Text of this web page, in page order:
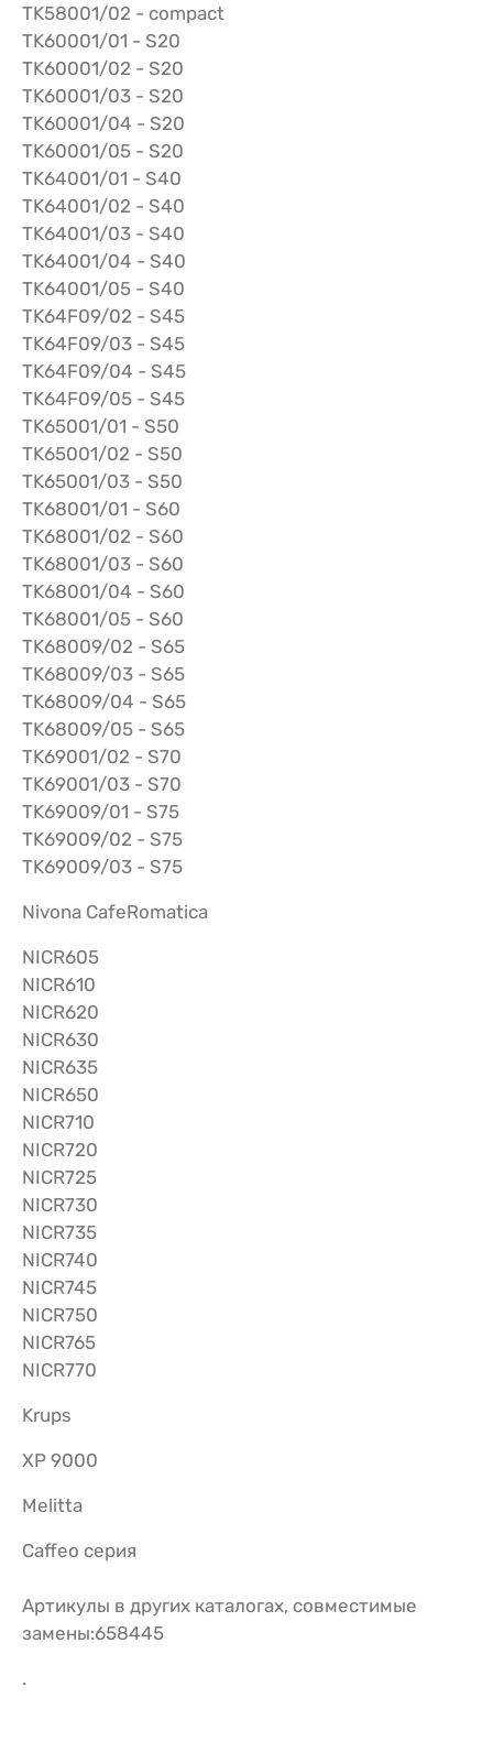
TK58001/02 - compact
TK60001/01 - S20
TK60001/02 - S20
TK60001/03 - S20
TK60001/04 - S20
TK60001/05 - S20
TK64001/01 - S40
TK64001/02 - S40
TK64001/03 - S40
TK64001/04 - S40
TK64001/05 - S40
TK64F09/02 - S45
TK64F09/03 - S45
TK64F09/04 - S45
TK64F09/05 - S45
TK65001/01 - S50
TK65001/02 - S50
TK65001/03 - S50
TK68001/01 - S60
TK68001/02 - S60
TK68001/03 - S60
TK68001/04 - S60
TK68001/05 - S60
TK68009/02 - S65
TK68009/03 - S65
TK68009/04 - S65
TK68009/05 - S65
TK69001/02 - S70
TK69001/03 - S70
TK69009/01 - S75
TK69009/02 - S75
TK69009/03 - S75
Nivona CafeRomatica
NICR605
NICR610
NICR620
NICR630
NICR635
NICR650
NICR710
NICR720
NICR725
NICR730
NICR735
NICR740
NICR745
NICR750
NICR765
NICR770
Krups
XP 9000
Melitta
Caffeo серия
Артикулы в других каталогах, совместимые
замены:658445
.